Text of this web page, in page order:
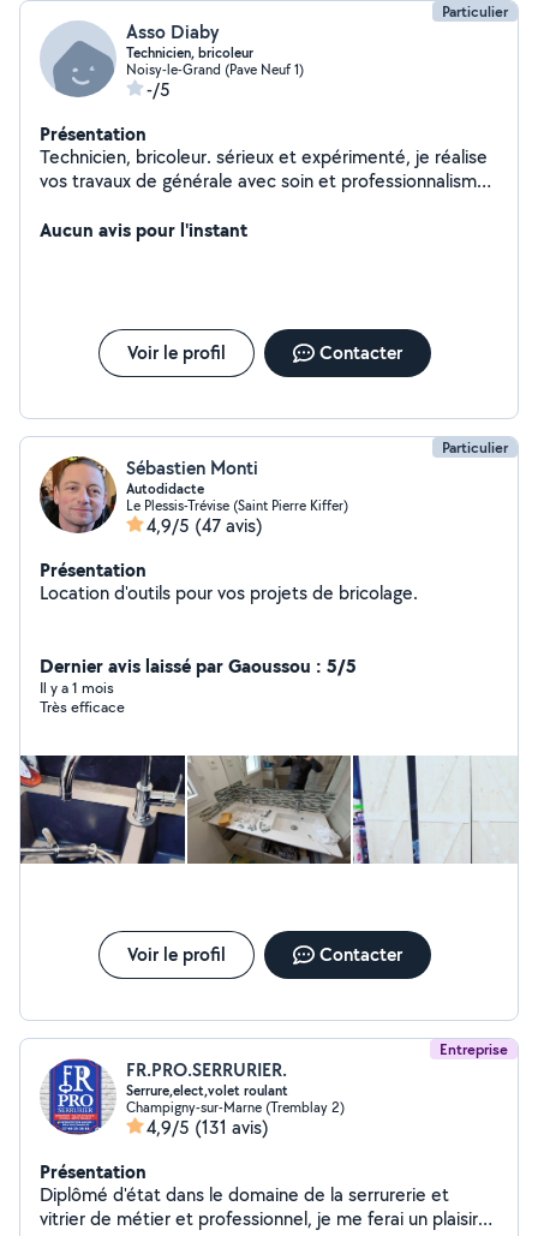
Particulier
Asso Diaby
Technicien, bricoleur
Noisy-le-Grand (Pave Neuf 1)
-/5
Présentation
Technicien, bricoleur. sérieux et expérimenté, je réalise
vos travaux de générale avec soin et professionnalisme.
Dallage et chapes Terrasse et béton Rénovation
Aucun avis pour l'instant
Voir le profil Contacter
Particulier
Sébastien Monti
Autodidacte
Le Plessis-Trévise (Saint Pierre Kiffer)
4,9/5 (47 avis)
Présentation
Location d'outils pour vos projets de bricolage.
Dernier avis laissé par Gaoussou : 5/5
Il y a 1 mois
Très efficace
Voir le profil Contacter
Entreprise
FR.PRO.SERRURIER.
Serrure,elect,volet roulant
Champigny-sur-Marne (Tremblay 2)
4,9/5 (131 avis)
Présentation
Diplômé d'état dans le domaine de la serrurerie et
vitrier de métier et professionnel, je me ferai un plaisir